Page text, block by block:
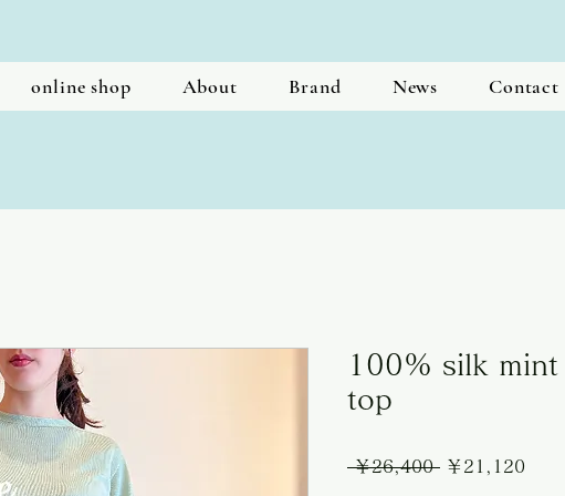
online shop About Brand News Contact
100% silk
top
￥26,400 通￥21,120